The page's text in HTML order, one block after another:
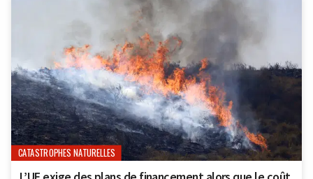
CATASTROPHES NATURELLES